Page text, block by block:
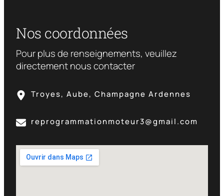
Nos coordonnées
Pour plus de renseignements, veuillez
directement nous contacter
Troyes, Aube, Champagne Ardennes
reprogrammationmoteur3@gmail.com